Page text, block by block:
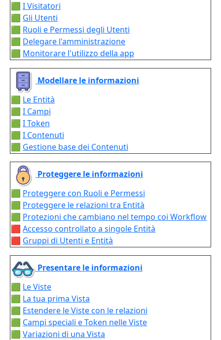
🟩 I Visitatori
🟩 Gli Utenti
🟩 Ruoli e Permessi degli Utenti
🟩 Delegare l'amministrazione
🟩 Monitorare l'utilizzo della app
Modellare le informazioni
🟩 Le Entità
🟩 I Campi
🟩 I Token
🟩 I Contenuti
🟩 Gestione base dei Contenuti
Proteggere le informazioni
🟩 Proteggere con Ruoli e Permessi
🟩 Proteggere le relazioni tra Entità
🟩 Protezioni che cambiano nel tempo coi Workflow
🟥 Accesso controllato a singole Entità
🟥 Gruppi di Utenti e Entità
Presentare le informazioni
🟩 Le Viste
🟩 La tua prima Vista
🟩 Estendere le Viste con le relazioni
🟩 Campi speciali e Token nelle Viste
🟩 Variazioni di una Vista